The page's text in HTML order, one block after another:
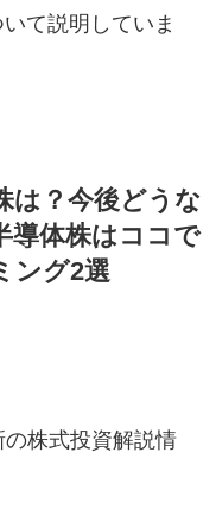
て説明していま
は？今後どうな
導体株はココで
ング2選
株式投資解説情